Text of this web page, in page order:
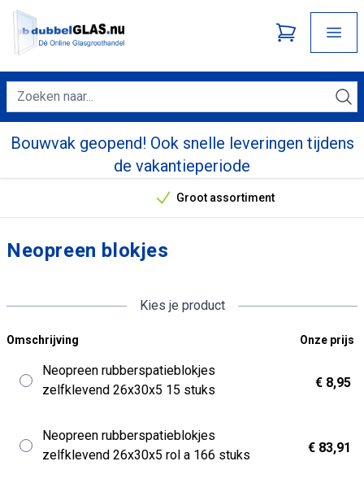
Bouwvak geopend! Ook snelle leveringen tijdens
de vakantieperiode
Onze unieke verkoopargumenten
Groot assortiment
Neopreen blokjes
Kies je product
Omschrijving Onze prijs
Neopreen rubberspatieblokjes
zelfklevend 26x30x5 15 stuks
€ 8,95
Neopreen rubberspatieblokjes
zelfklevend 26x30x5 rol a 166 stuks
€ 83,91